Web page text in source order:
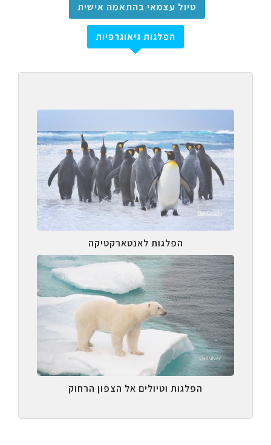
טיול עצמאי בהתאמה אישית
הפלגות גיאוגרפיות
הפלגות לאנטארקטיקה
הפלגות וטיולים אל הצפון הרחוק